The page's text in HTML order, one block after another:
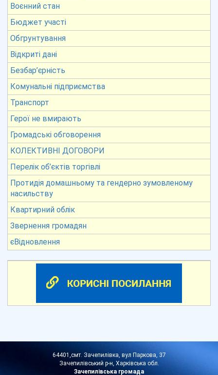
Воєнний стан
Бюджет участі
Обгрунтування
Відкриті дані
Безбар’єрність
Комунальні підприємства
Транспорт
Герої не вмирають
Громадські обговорення
КОЛЕКТИВНІ ДОГОВОРИ
Перелік об’єктів торгівлі
Протидія домашньому та гендерно зумовленому
насильству
Квартирний облік
Звернення громадян
єВідновлення
64401,смт. Зачепилівка, вул Паркова, 37
Зачепилівський р-н, Харківська обл.
Зачепилівська громада